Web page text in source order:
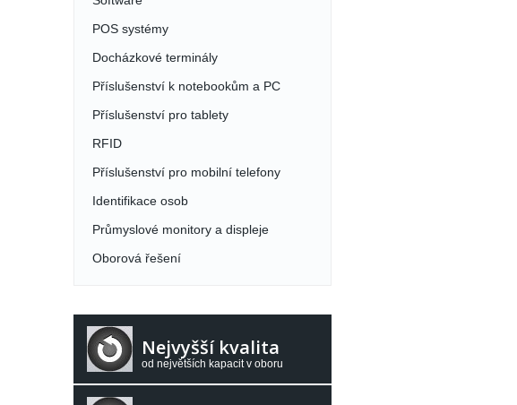
POS systémy
Docházkové terminály
Příslušenství k notebookům a PC
Příslušenství pro tablety
RFID
Příslušenství pro mobilní telefony
Identifikace osob
Průmyslové monitory a displeje
Oborová řešení
Nejvyšší kvalita
od největších kapacit v oboru